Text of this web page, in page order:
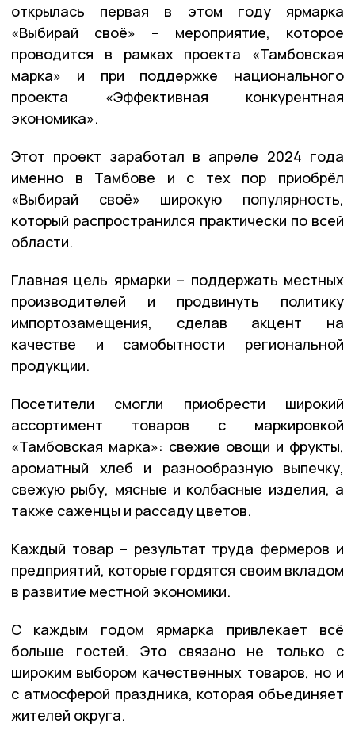
открылась первая в этом году ярмарка
«Выбирай своё» – мероприятие, которое
проводится в рамках проекта «Тамбовская
марка» и при поддержке национального
проекта «Эффективная конкурентная
экономика».
Этот проект заработал в апреле 2024 года
именно в Тамбове и с тех пор приобрёл
«Выбирай своё» широкую популярность,
который распространился практически по всей
области.
Главная цель ярмарки – поддержать местных
производителей и продвинуть политику
импортозамещения, сделав акцент на
качестве и самобытности региональной
продукции.
Посетители смогли приобрести широкий
ассортимент товаров с маркировкой
«Тамбовская марка»: свежие овощи и фрукты,
ароматный хлеб и разнообразную выпечку,
свежую рыбу, мясные и колбасные изделия, а
также саженцы и рассаду цветов.
Каждый товар – результат труда фермеров и
предприятий, которые гордятся своим вкладом
в развитие местной экономики.
С каждым годом ярмарка привлекает всё
больше гостей. Это связано не только с
широким выбором качественных товаров, но и
с атмосферой праздника, которая объединяет
жителей округа.